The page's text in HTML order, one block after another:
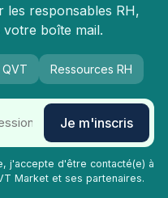
Engagement collaborateurs
renforcer
responsables RH,
boîte mail.
QVT Ressources RH
Je m'inscris
j'accepte d'être contacté(e) à
Market et ses partenaires.